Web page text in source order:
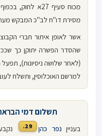
מכוח סעיף 27א
מסירת דו"ח לב"כ המבקש
אשר לאופן איתור חברי
שהסדר הפשרה יתוקן כך
(לאחר שלושה ניסיונות),
למרשם האוכלוסין, ותשלח
תשלום דמי
בענייןנפר כהן 29.